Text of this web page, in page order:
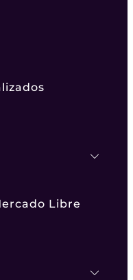
Libre